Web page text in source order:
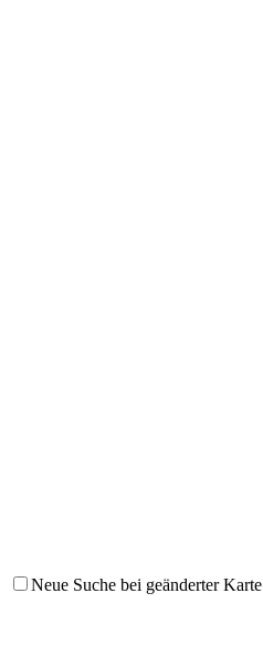
Neue Suche bei geänderter Karte